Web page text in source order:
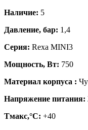
Наличие: 5
Давление, бар: 1,4
Серия: Rexa MINI3
Мощность, Вт: 750
Материал корпуса :
Напряжение питания:
Тмакс,°C: +40